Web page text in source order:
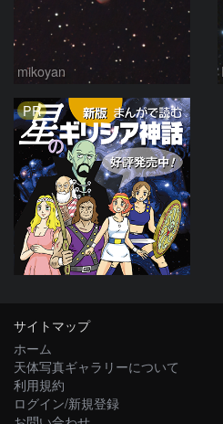
mikoyan
PR
サイトマップ
ホーム
天体写真ギャラリーについて
利用規約
ログイン/新規登録